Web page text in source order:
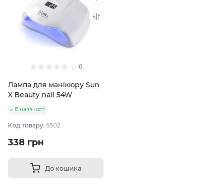
0
Лампа для манікюру Sun
X Beauty nail 54W
В наявності
Код товару: 5502
338 грн
До кошика